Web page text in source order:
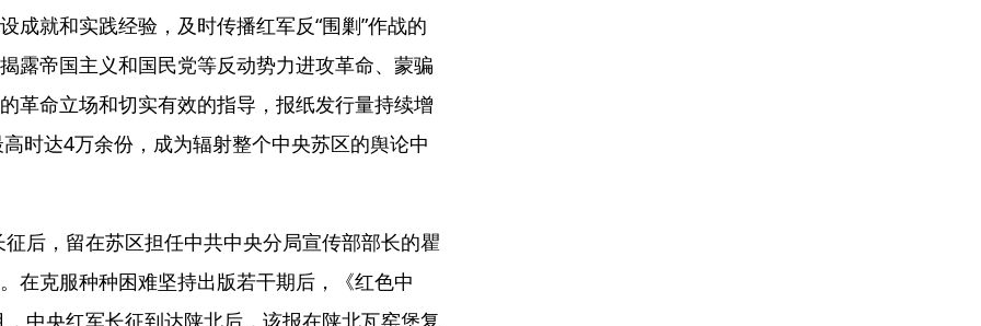
成就和实践经验，及时传播红军反“围剿”作战的
露帝国主义和国民党等反动势力进攻革命、蒙骗
革命立场和切实有效的指导，报纸发行量持续增
时达4万余份，成为辐射整个中央苏区的舆论中
后，留在苏区担任中共中央分局宣传部部长的瞿
在克服种种困难坚持出版若干期后，《红色中
中央红军长征到达陕北后，该报在陕北瓦窑堡复